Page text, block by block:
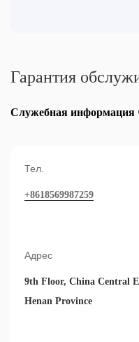
Гарантия
Служебная информация
Тел.
+8618569987259
Адрес
9th Floor, China Central
Henan Province